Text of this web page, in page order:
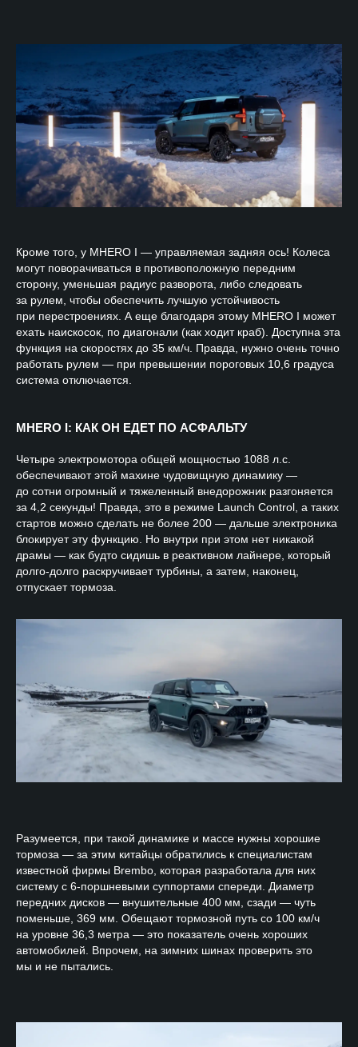
Кроме того, у MHERO I — управляемая задняя ось! Колеса
могут поворачиваться в противоположную передним
сторону, уменьшая радиус разворота, либо следовать
за рулем, чтобы обеспечить лучшую устойчивость
при перестроениях. А еще благодаря этому MHERO I может
ехать наискосок, по диагонали (как ходит краб). Доступна эта
функция на скоростях до 35 км/ч. Правда, нужно очень точно
работать рулем — при превышении пороговых 10,6 градуса
система отключается.
MHERO I: КАК ОН ЕДЕТ ПО АСФАЛЬТУ
Четыре электромотора общей мощностью 1088 л.с.
обеспечивают этой махине чудовищную динамику —
до сотни огромный и тяжеленный внедорожник разгоняется
за 4,2 секунды! Правда, это в режиме Launch Control, а таких
стартов можно сделать не более 200 — дальше электроника
блокирует эту функцию. Но внутри при этом нет никакой
драмы — как будто сидишь в реактивном лайнере, который
долго-долго раскручивает турбины, а затем, наконец,
отпускает тормоза.
Разумеется, при такой динамике и массе нужны хорошие
тормоза — за этим китайцы обратились к специалистам
известной фирмы Brembo, которая разработала для них
систему с 6-поршневыми суппортами спереди. Диаметр
передних дисков — внушительные 400 мм, сзади — чуть
поменьше, 369 мм. Обещают тормозной путь со 100 км/ч
на уровне 36,3 метра — это показатель очень хороших
автомобилей. Впрочем, на зимних шинах проверить это
мы и не пытались.